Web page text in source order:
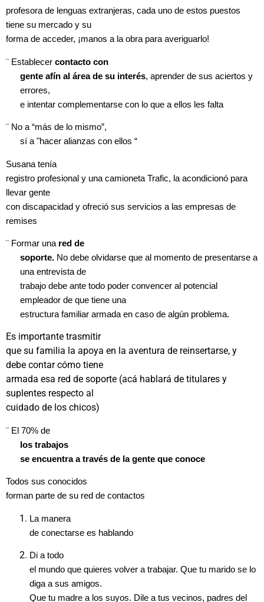
profesora de lenguas extranjeras, cada uno de estos puestos
tiene su mercado y su
forma de acceder, ¡manos a la obra para averiguarlo!
¨ Establecer contacto con
gente afín al área de su interés, aprender de sus aciertos y
errores,
e intentar complementarse con lo que a ellos les falta
¨ No a “más de lo mismo”,
sí a "hacer alianzas con ellos “
Susana tenía
registro profesional y una camioneta Trafic, la acondicionó para
llevar gente
con discapacidad y ofreció sus servicios a las empresas de
remises
¨ Formar una red de
soporte. No debe olvidarse que al momento de presentarse a
una entrevista de
trabajo debe ante todo poder convencer al potencial
empleador de que tiene una
estructura familiar armada en caso de algún problema.
Es importante trasmitir
que su familia la apoya en la aventura de reinsertarse, y
debe contar cómo tiene
armada esa red de soporte (acá hablará de titulares y
suplentes respecto al
cuidado de los chicos)
¨ El 70% de
los trabajos
se encuentra a través de la gente que conoce
Todos sus conocidos
forman parte de su red de contactos
La manera
de conectarse es hablando
Di a todo
el mundo que quieres volver a trabajar. Que tu marido se lo
diga a sus amigos.
Que tu madre a los suyos. Dile a tus vecinos, padres del